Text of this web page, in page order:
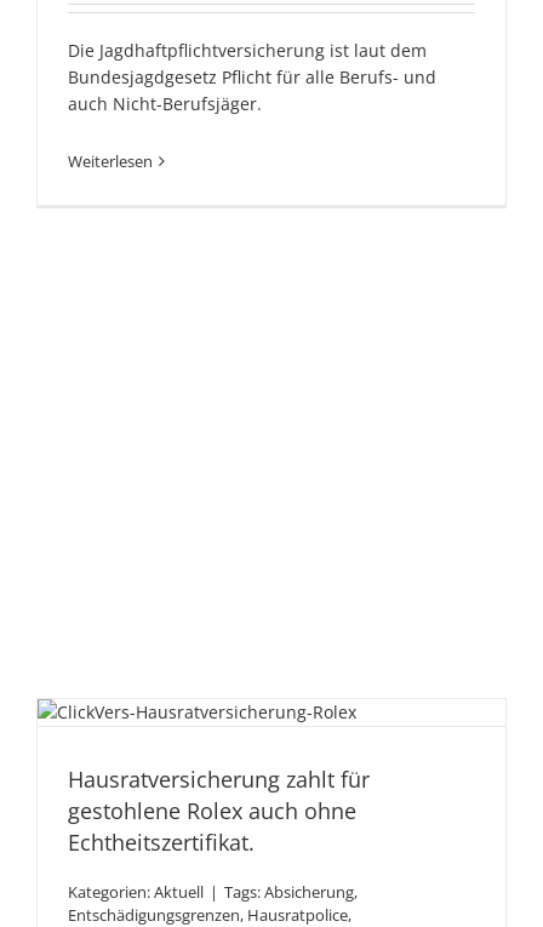
Die Jagdhaftpflichtversicherung ist laut dem
Bundesjagdgesetz Pflicht für alle Berufs- und
auch Nicht-Berufsjäger.
Weiterlesen
Hausratversicherung zahlt
ohne Echtheitszertifikat.
Hausratversicherung zahlt für
gestohlene Rolex auch ohne
Echtheitszertifikat.
Kategorien:Aktuell | Tags:Absicherung,
Entschädigungsgrenzen, Hausratpolice,